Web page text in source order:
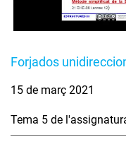
Forjados
15 de març 2021
Tema 5 de